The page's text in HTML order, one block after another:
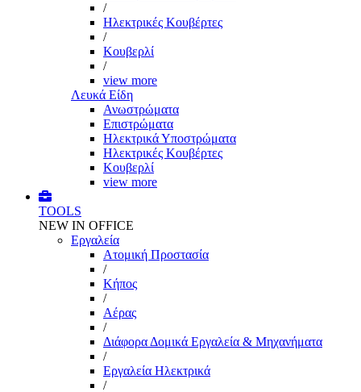
/
Ηλεκτρικές Κουβέρτες
/
Κουβερλί
/
view more
Λευκά Είδη
Ανωστρώματα
Επιστρώματα
Ηλεκτρικά Υποστρώματα
Ηλεκτρικές Κουβέρτες
Κουβερλί
view more
TOOLS
NEW IN OFFICE
Εργαλεία
Aτομική Προστασία
/
Kήπος
/
Αέρας
/
Διάφορα Δομικά Εργαλεία & Μηχανήματα
/
Εργαλεία Ηλεκτρικά
/